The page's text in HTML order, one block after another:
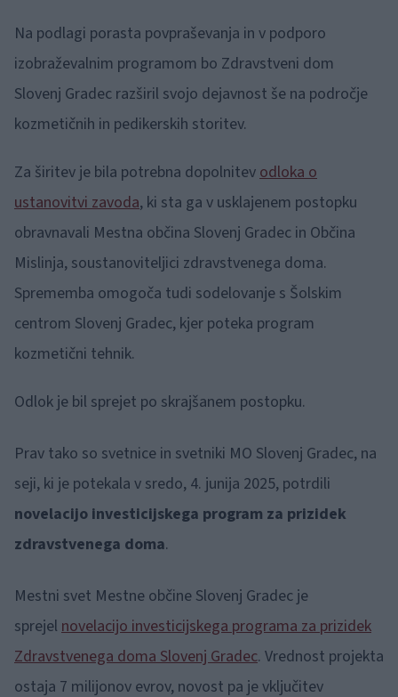
Na podlagi porasta povpraševanja in v podporo
izobraževalnim programom bo Zdravstveni dom
Slovenj Gradec razširil svojo dejavnost še na področje
kozmetičnih in pedikerskih storitev.
Za širitev je bila potrebna dopolnitevodloka o
ustanovitvi zavoda, ki sta ga v usklajenem postopku
obravnavali Mestna občina Slovenj Gradec in Občina
Mislinja, soustanoviteljici zdravstvenega doma.
Sprememba omogoča tudi sodelovanje s Šolskim
centrom Slovenj Gradec, kjer poteka program
kozmetični tehnik.
Odlok je bil sprejet po skrajšanem postopku.
Prav tako so svetnice in svetniki MO Slovenj Gradec, na
seji, ki je potekala v sredo, 4. junija 2025, potrdili
novelacijo investicijskega program za prizidek
zdravstvenega doma.
Mestni svet Mestne občine Slovenj Gradec je
sprejel novelacijo investicijskega programa za prizidek
Zdravstvenega doma Slovenj Gradec. Vrednost projekta
ostaja 7 milijonov evrov, novost pa je vključitev